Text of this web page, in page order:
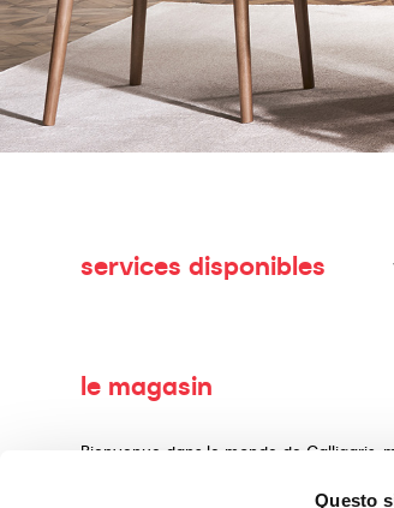
Questo
services disponibles
le magasin
Bienvenue dans le monde de Calligaris,
consacrons à la production et à la